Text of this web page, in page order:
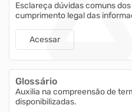
Esclareça dúvidas comuns
cumprimento legal das
Acessar
Glossário
Auxilia na compreensão de
disponibilizadas.